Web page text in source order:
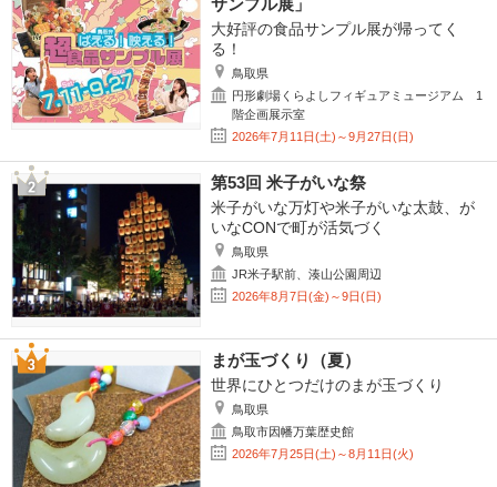
サンプル展」
大好評の食品サンプル展が帰ってく
る！
鳥取県
円形劇場くらよしフィギュアミュージアム 1
階企画展示室
2026年7月11日(土)～9月27日(日)
第53回 米子がいな祭
米子がいな万灯や米子がいな太鼓、が
いなCONで町が活気づく
鳥取県
JR米子駅前、湊山公園周辺
2026年8月7日(金)～9日(日)
まが玉づくり（夏）
世界にひとつだけのまが玉づくり
鳥取県
鳥取市因幡万葉歴史館
2026年7月25日(土)～8月11日(火)